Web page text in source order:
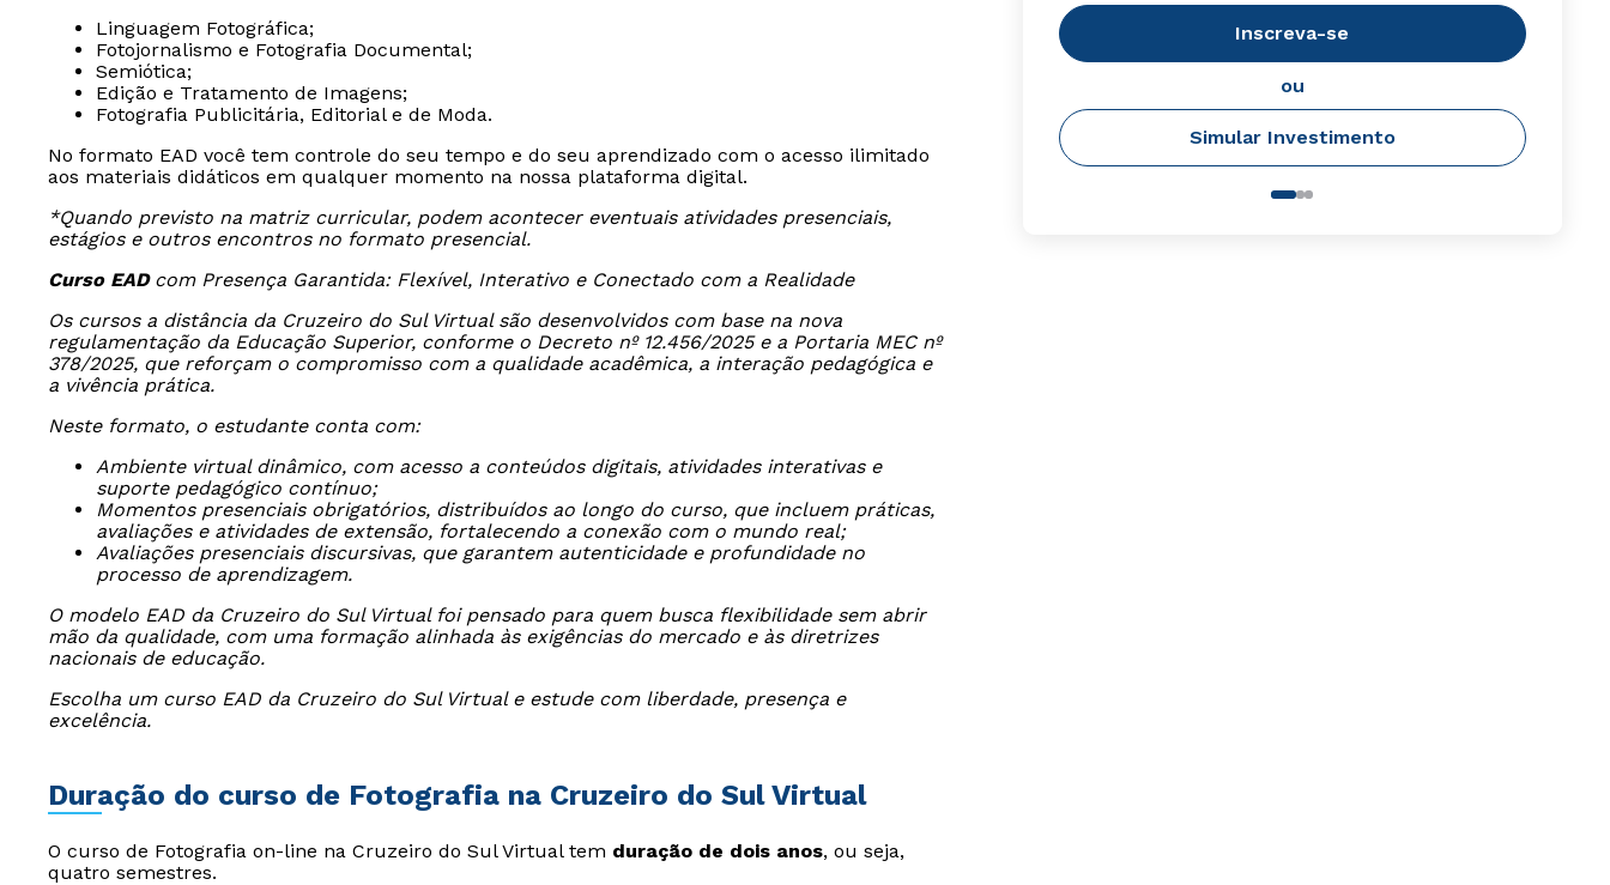
Linguagem Fotográfica;
Fotojornalismo e Fotografia Documental;
Semiótica;
Edição e Tratamento de Imagens;
Fotografia Publicitária, Editorial e de Moda.
No formato EAD você tem controle do seu tempo e do seu aprendizado com o acesso ilimitado
aos materiais didáticos em qualquer momento na nossa plataforma digital.
*Quando previsto na matriz curricular, podem acontecer eventuais atividades presenciais,
estágios e outros encontros no formato presencial.
Curso EADcom Presença Garantida: Flexível, Interativo e Conectado com a Realidade
Os cursos a distância da Cruzeiro do Sul Virtual são desenvolvidos com base na nova
regulamentação da Educação Superior, conforme o Decreto nº 12.456/2025 e a Portaria MEC nº
378/2025, que reforçam o compromisso com a qualidade acadêmica, a interação pedagógica e
a vivência prática.
Neste formato, o estudante conta com:
Ambiente virtual dinâmico, com acesso a conteúdos digitais, atividades interativas e
suporte pedagógico contínuo;
Momentos presenciais obrigatórios, distribuídos ao longo do curso, que incluem práticas,
avaliações e atividades de extensão, fortalecendo a conexão com o mundo real;
Avaliações presenciais discursivas, que garantem autenticidade e profundidade no
processo de aprendizagem.
O modelo EAD da Cruzeiro do Sul Virtual foi pensado para quem busca flexibilidade sem abrir
mão da qualidade, com uma formação alinhada às exigências do mercado e às diretrizes
nacionais de educação.
Escolha um curso EAD da Cruzeiro do Sul Virtual e estude com liberdade, presença e
excelência.
Duração do curso de Fotografia na Cruzeiro do Sul Virtual
O curso de Fotografia on-line na Cruzeiro do Sul Virtual tem duração de dois anos, ou seja,
quatro semestres.
Inscreva-se
ou
Simular Investimento